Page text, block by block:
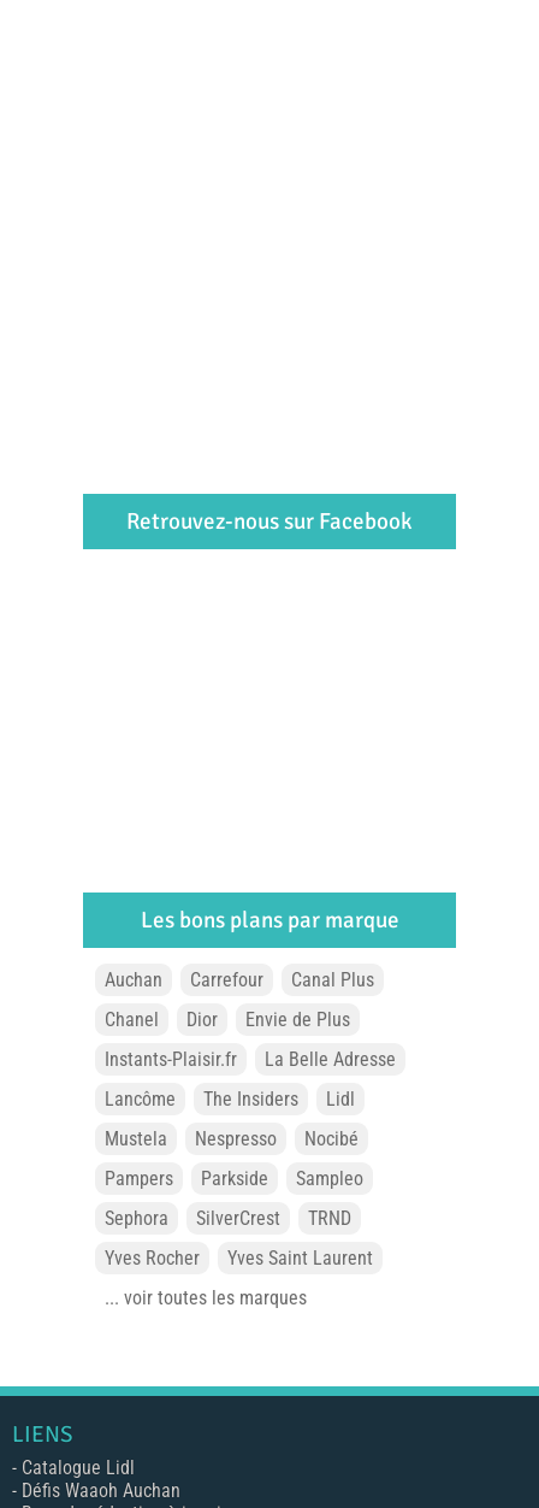
Retrouvez-nous sur Facebook
Les bons plans par marque
Auchan Carrefour
Canal Plus
Chanel
Dior
Envie de Plus
Instants-Plaisir.fr
La Belle Adresse
Lancôme
The Insiders
Lidl
Mustela
Nespresso
Nocibé
Pampers
Parkside
Sampleo
Sephora
SilverCrest
TRND
Yves Rocher
Yves Saint Laurent
... voir toutes les marques
LIENS
- Catalogue Lidl
- Défis Waaoh Auchan